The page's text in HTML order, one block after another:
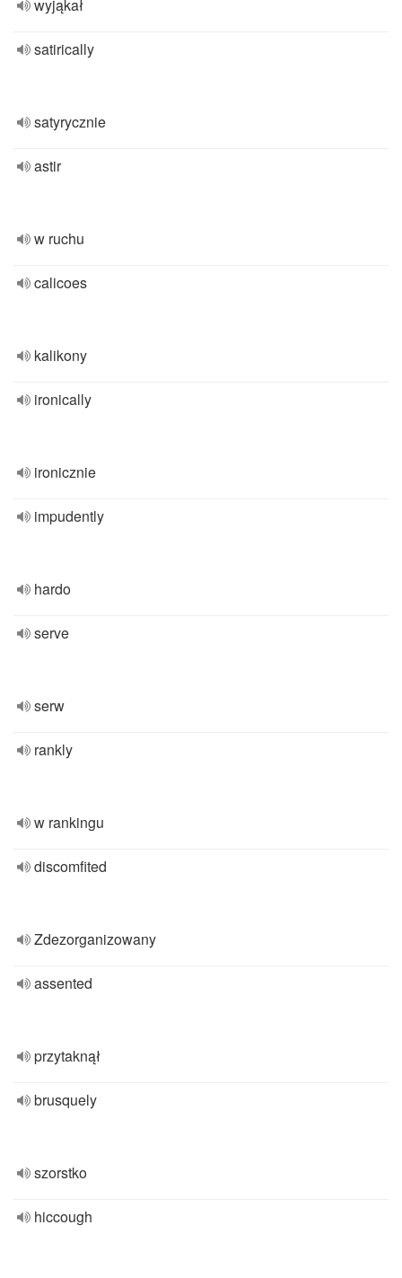
wyjąkał
satirically
satyrycznie
astir
w ruchu
calicoes
kalikony
ironically
ironicznie
impudently
hardo
serve
serw
rankly
w rankingu
discomfited
Zdezorganizowany
assented
przytaknął
brusquely
szorstko
hiccough